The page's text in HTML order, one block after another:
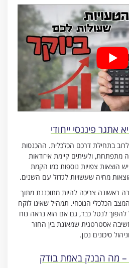
פיננסי ייחודי
בתחילת דרכם הכלכלית. ההכנסות
מתפתחת, ולעיתים קיימת אי־ודאות
הוצאות צפויות נוספות כמו הקמת
מחיה שעשויות לגדול עם השנים.
ראשונה צריכה להיות מתוכננת מתוך
הכלכלי הנוכחי. תמהיל שאינו לוקח
להפוך לנטל כבד, גם אם הוא נראה נוח
אסטרטגית שמאזנת בין החזר
סיכונים נכון.
– מה הבנק באמת בודק